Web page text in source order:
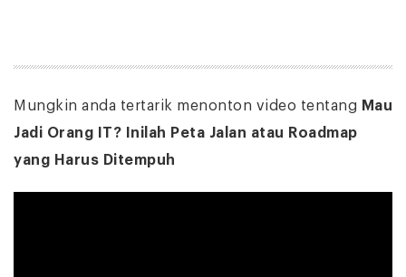
Mungkin anda tertarik menonton video tentang Mau
Jadi Orang IT? Inilah Peta Jalan atau Roadmap
yang Harus Ditempuh